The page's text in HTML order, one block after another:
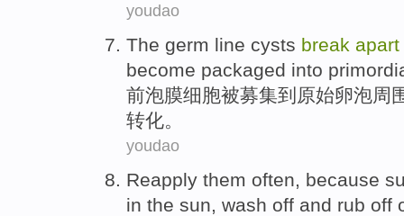
youdao
The germ line cysts break apart
become packaged into
前泡膜细胞被募集到 原始卵泡周
转化。
youdao
Reapply them often because
in the sun , wash off and rub off